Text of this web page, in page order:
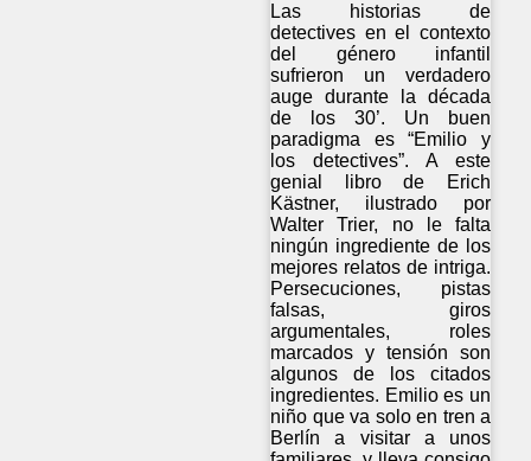
Las historias de
detectives en el contexto
del género infantil
sufrieron un verdadero
auge durante la década
de los 30’. Un buen
paradigma es “Emilio y
los detectives”. A este
genial libro de Erich
Kästner, ilustrado por
Walter Trier, no le falta
ningún ingrediente de los
mejores relatos de intriga.
Persecuciones, pistas
falsas, giros
argumentales, roles
marcados y tensión son
algunos de los citados
ingredientes. Emilio es un
niño que va solo en tren a
Berlín a visitar a unos